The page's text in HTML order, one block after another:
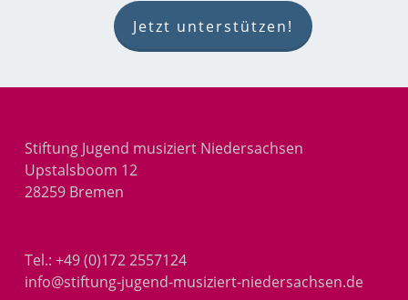
Jetzt unterstützen!
Stiftung Jugend musiziert Niedersachsen
Upstalsboom 12
28259 Bremen
Tel.: +49 (0)172 2557124
info@stiftung-jugend-musiziert-niedersachsen.de